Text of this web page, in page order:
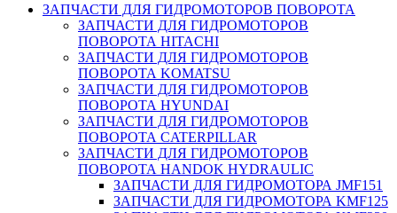
ЗАПЧАСТИ ДЛЯ ГИДРОМОТОРОВ ПОВОРОТА
ЗАПЧАСТИ ДЛЯ ГИДРОМОТОРОВ
ПОВОРОТА HITACHI
ЗАПЧАСТИ ДЛЯ ГИДРОМОТОРОВ
ПОВОРОТА KOMATSU
ЗАПЧАСТИ ДЛЯ ГИДРОМОТОРОВ
ПОВОРОТА HYUNDAI
ЗАПЧАСТИ ДЛЯ ГИДРОМОТОРОВ
ПОВОРОТА CATERPILLAR
ЗАПЧАСТИ ДЛЯ ГИДРОМОТОРОВ
ПОВОРОТА HANDOK HYDRAULIC
ЗАПЧАСТИ ДЛЯ ГИДРОМОТОРА JMF151
ЗАПЧАСТИ ДЛЯ ГИДРОМОТОРА KMF125